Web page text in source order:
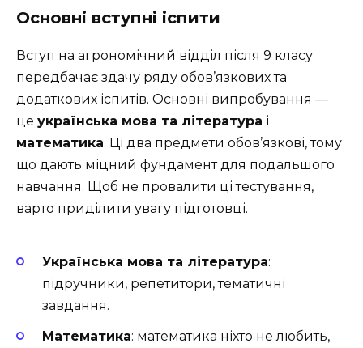
Основні вступні іспити
Вступ на агрономічний відділ після 9 класу
передбачає здачу ряду обов’язкових та
додаткових іспитів. Основні випробування —
це українська мова та література і
математика. Ці два предмети обов’язкові, тому
що дають міцний фундамент для подальшого
навчання. Щоб не провалити ці тестування,
варто приділити увагу підготовці.
Українська мова та література:
підручники, репетитори, тематичні
завдання.
Математика: математика ніхто не любить,